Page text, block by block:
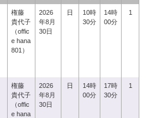
権藤
貴代子
（offic
e hana
801）
2026
年8月
30日
日
10時
30分
14時
00分
1
権藤
貴代子
（offic
e hana
2026
年8月
30日
日
14時
00分
17時
30分
1